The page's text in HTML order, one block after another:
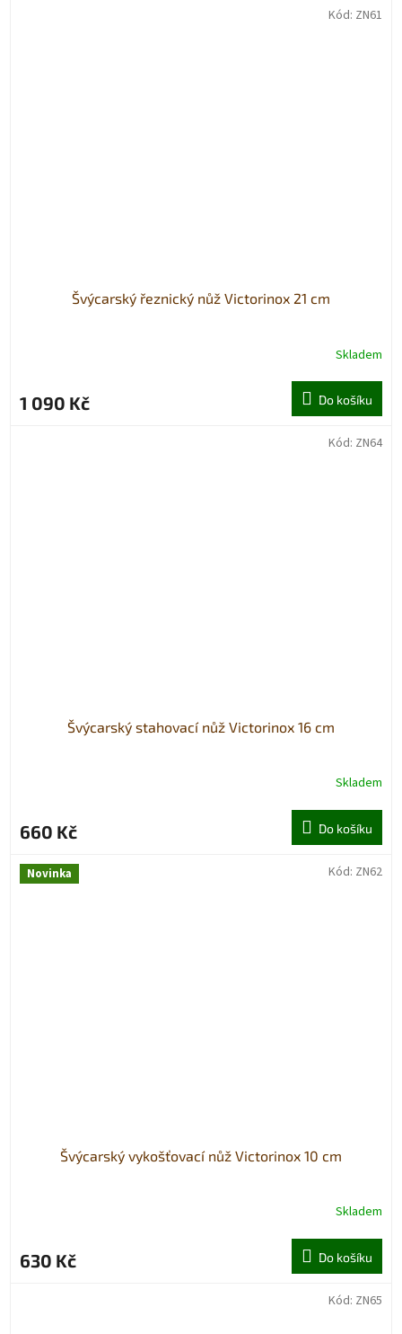
Švýcarský řeznický nůž Victorinox 21 cm
Skladem
1 090 Kč Do košíku
Kód: ZN61
Švýcarský stahovací nůž Victorinox 16 cm
Skladem
660 Kč Do košíku
Kód: ZN64
Novinka
Švýcarský vykošťovací nůž Victorinox 10 cm
Skladem
630 Kč Do košíku
Kód: ZN62
Kód: ZN65